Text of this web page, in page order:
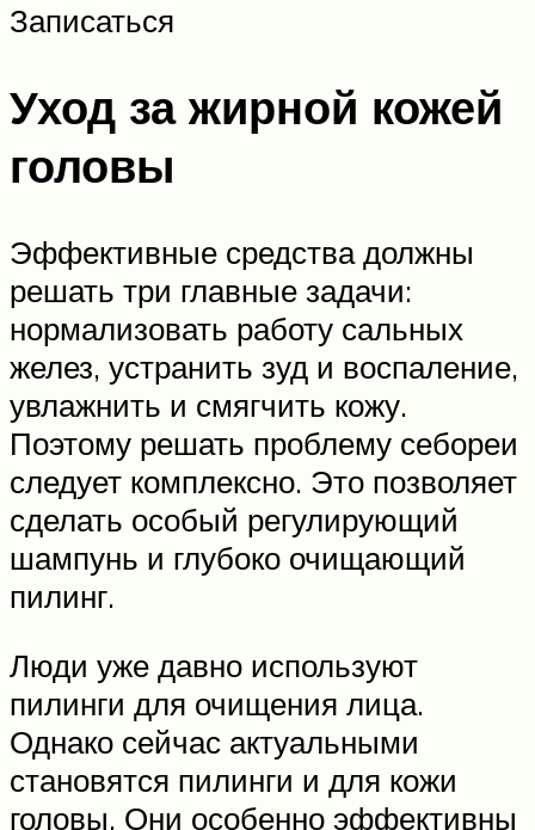
Записаться
Уход за жирной кожей
головы
Эффективные средства должны
решать три главные задачи:
нормализовать работу сальных
желез, устранить зуд и воспаление,
увлажнить и смягчить кожу.
Поэтому решать проблему себореи
следует комплексно. Это позволяет
сделать особый регулирующий
шампунь и глубоко очищающий
пилинг.
Люди уже давно используют
пилинги для очищения лица.
Однако сейчас актуальными
становятся пилинги и для кожи
головы. Они особенно эффективны